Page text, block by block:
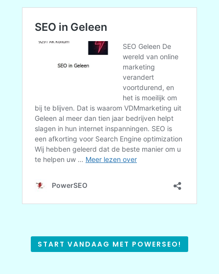
START VANDAAG MET POWERSEO!